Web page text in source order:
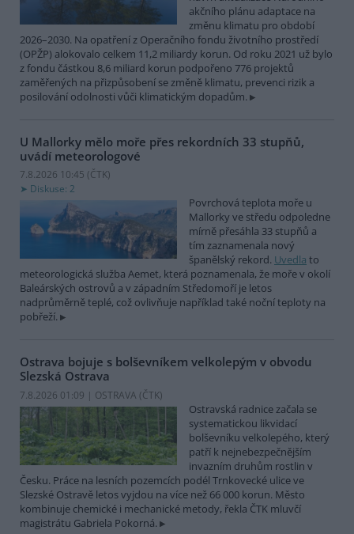
akčního plánu adaptace na
změnu klimatu pro období
2026–2030. Na opatření z Operačního fondu životního prostředí
(OPŽP) alokovalo celkem 11,2 miliardy korun. Od roku 2021 už bylo
z fondu částkou 8,6 miliard korun podpořeno 776 projektů
zaměřených na přizpůsobení se změně klimatu, prevenci rizik a
posilování odolnosti vůči klimatickým dopadům.
U Mallorky mělo moře přes rekordních 33 stupňů,
uvádí meteorologové
7.8.2026 10:45 (ČTK)
Diskuse: 2
Povrchová teplota moře u
Mallorky ve středu odpoledne
mírně přesáhla 33 stupňů a
tím zaznamenala nový
španělský rekord. Uvedla to
meteorologická služba Aemet, která poznamenala, že moře v okolí
Baleárských ostrovů a v západním Středomoří je letos
nadprůměrně teplé, což ovlivňuje například také noční teploty na
pobřeží.
Ostrava bojuje s bolševníkem velkolepým v obvodu
Slezská Ostrava
7.8.2026 01:09 | OSTRAVA (ČTK)
Ostravská radnice začala se
systematickou likvidací
bolševníku velkolepého, který
patří k nejnebezpečnějším
invazním druhům rostlin v
Česku. Práce na lesních pozemcích podél Trnkovecké ulice ve
Slezské Ostravě letos vyjdou na více než 66 000 korun. Město
kombinuje chemické i mechanické metody, řekla ČTK mluvčí
magistrátu Gabriela Pokorná.